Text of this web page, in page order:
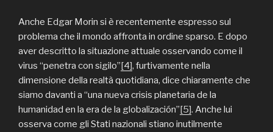
Anche Edgar Morin si è recentemente espresso sul
problema che il mondo affronta in ordine sparso. E dopo
aver descritto la situazione attuale osservando come il
virus “penetra con sigilo”[4], furtivamente nella
dimensione della realtà quotidiana, dice chiaramente che
siamo davanti a “una nueva crisis planetaria de la
humanidad en la era de la globalización”[5]. Anche lui
osserva come gli Stati nazionali stiano inutilmente